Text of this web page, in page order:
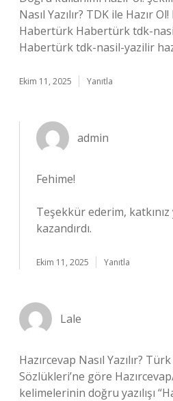
Nasıl Yazılır? TDK ile Hazır
Habertürk Habertürk tdk-
Habertürk tdk-nasil-yazilir
Ekim 11, 2025 Yanıtla
admin
Fehime!
Teşekkür ederim, katkınız
kazandırdı.
Ekim 11, 2025 Yanıtla
Lale
Hazırcevap Nasıl Yazılır?
Sözlükleri’ne göre
kelimelerinin doğru yazılışı